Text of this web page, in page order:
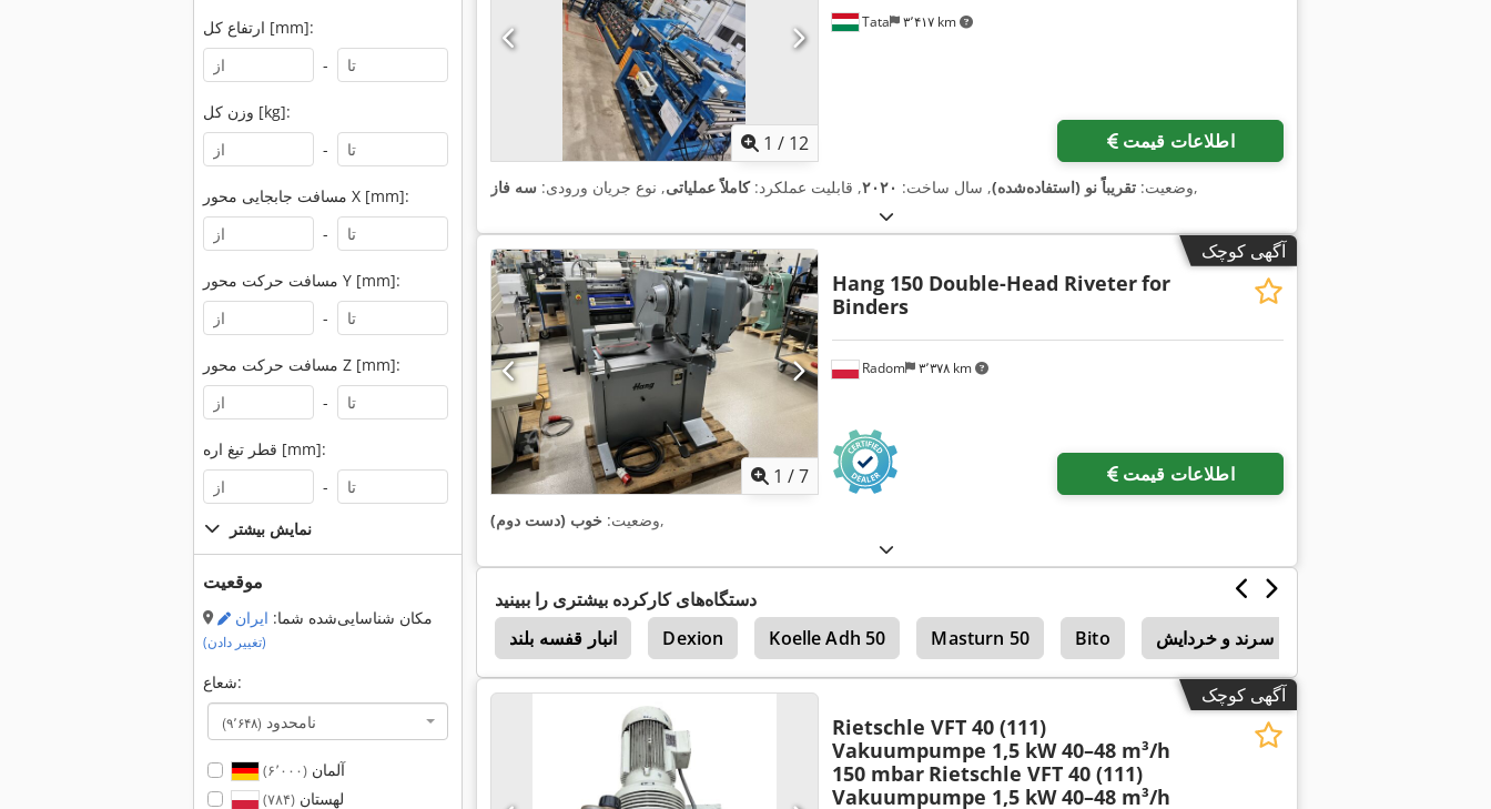
ارتفاع کل [mm]:
-
وزن کل [kg]:
-
مسافت جابجایی محور X [mm]:
-
مسافت حرکت محور Y [mm]:
-
مسافت حرکت محور Z [mm]:
-
قطر تیغ اره [mm]:
-
نمایش بیشتر
موقعیت
مکان شناسایی‌شده شما: ایران
(تغییر دادن)
شعاع:
نامحدود (۹٬۶۴۸)
آلمان(۶٬۰۰۰)
لهستان(۷۸۴)
1 / 12
Tata ۳٬۴۱۷ km
اطلاعات قیمت
وضعیت: تقریباً نو (استفاده‌شده), سال ساخت: ۲۰۲۰, قابلیت عملکرد:کاملاً عملیاتی, نوع جریان ورودی: سه فاز ,
آگهی کوچک
1 /7
Radom ۳٬۳۷۸ km
Hang 150 Double-Head Riveterfor
Binders
اطلاعات قیمت
وضعیت: خوب (دست دوم) ,
دستگاه‌های کارکرده بیشتری را ببینید
انبار قفسه بلند
Dexion Koelle Adh 50 Masturn 50 Bito دستگاه‌های سرند و خردایش Krupp
آگهی کوچک
Rietschle VFT 40 (111)
Vakuumpumpe 1,5 kW 40–48 m³/h
150 mbar Rietschle VFT 40 (111)
Vakuumpumpe 1,5 kW 40–48 m³/h